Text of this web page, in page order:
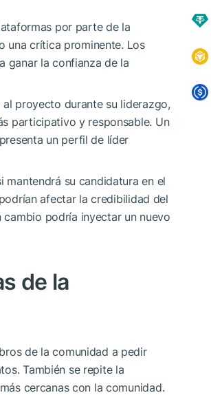
por parte de la
una crítica prominente. Los
ganar la confianza de la
proyecto durante su liderazgo,
participativo y responsable. Un
un perfil de líder
mantendrá su candidatura en el
afectar la credibilidad del
podría inyectar un nuevo
de la
de la comunidad a pedir
También se repite la
cercanas con la comunidad.